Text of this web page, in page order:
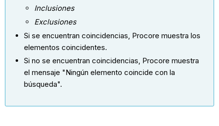
Inclusiones
Exclusiones
Si se encuentran coincidencias, Procore muestra los
elementos coincidentes.
Si no se encuentran coincidencias, Procore muestra
el mensaje "Ningún elemento coincide con la
búsqueda".